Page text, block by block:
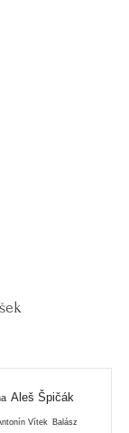
Aleš Špičák
Vítek Balász